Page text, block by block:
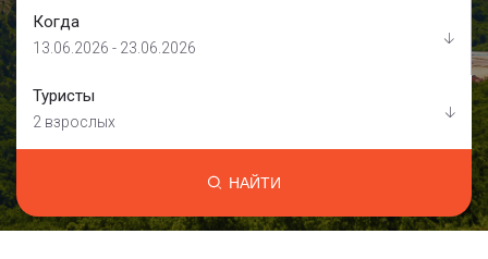
Когда
13.06.2026 - 23.06.2026
Туристы
2 взрослых
НАЙТИ